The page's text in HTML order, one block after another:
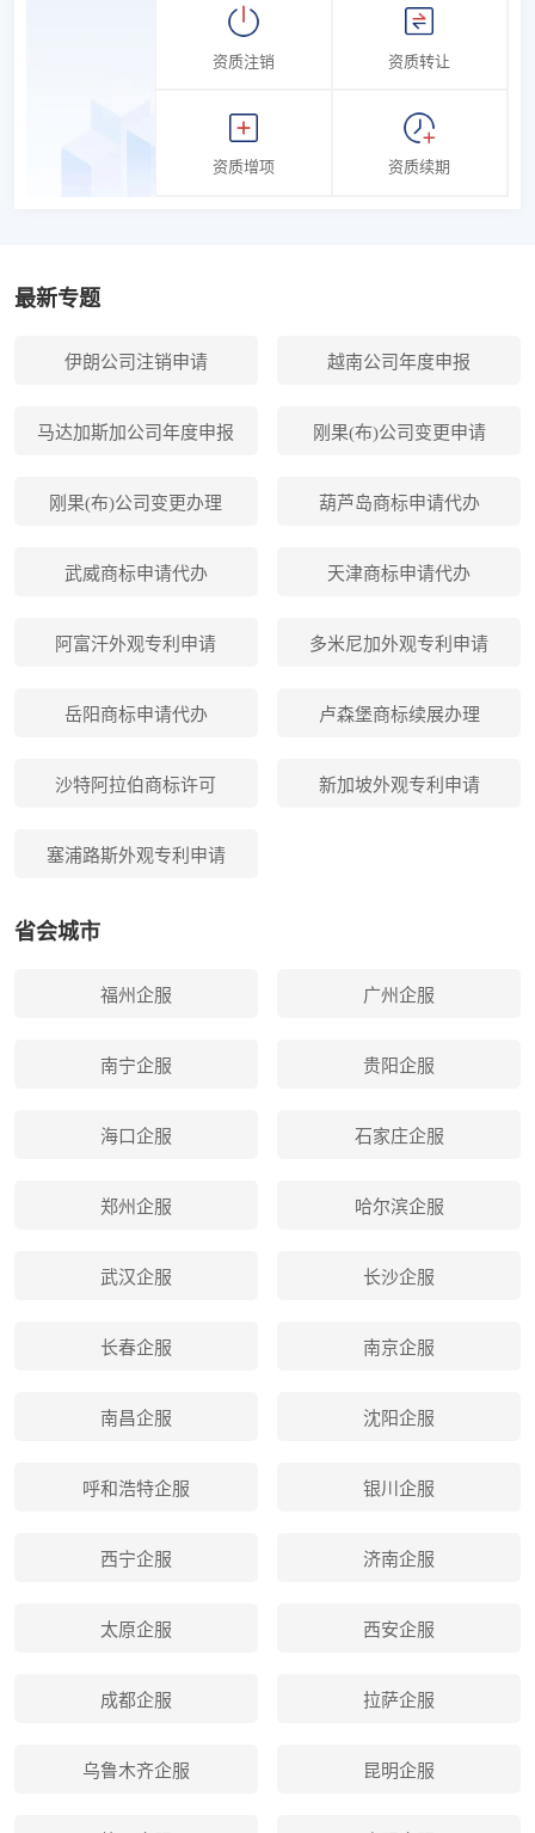
资质注销 资质转让
资质增项 资质续期
最新专题
伊朗公司注销申请 越南公司年度申报
马达加斯加公司年度申报 刚果(布)公司变更申请
刚果(布)公司变更办理 葫芦岛商标申请代办
武威商标申请代办 天津商标申请代办
阿富汗外观专利申请 多米尼加外观专利申请
岳阳商标申请代办 卢森堡商标续展办理
沙特阿拉伯商标许可 新加坡外观专利申请
塞浦路斯外观专利申请
省会城市
福州企服 广州企服
南宁企服 贵阳企服
海口企服 石家庄企服
郑州企服 哈尔滨企服
武汉企服 长沙企服
长春企服 南京企服
南昌企服 沈阳企服
呼和浩特企服 银川企服
西宁企服 济南企服
太原企服 西安企服
成都企服 拉萨企服
乌鲁木齐企服 昆明企服